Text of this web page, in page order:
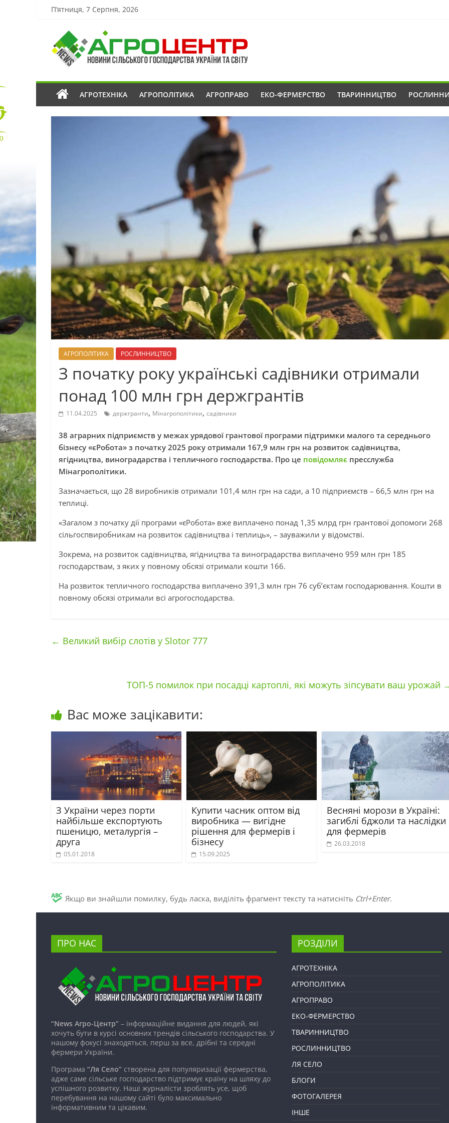
П’ятниця, 7 Серпня, 2026
АГРОТЕХНІКА АГРОПОЛІТИКА АГРОПРАВО ЕКО-ФЕРМЕРСТВО ТВАРИННИЦТВО
АГРОПОЛІТИКА РОСЛИННИЦТВО
З початку року українські садівники отримали
понад 100 млн грн держгрантів
11.04.2025 держгранти, Мінагрополітики, садівники
38 аграрних підприємств у межах урядової грантової програми підтримки малого та середнього
бізнесу «єРобота» з початку 2025 року отримали 167,9 млн грн на розвиток садівництва,
ягідництва, виноградарства і тепличного господарства. Про це повідомляє пресслужба
Мінагрополітики.
Зазначається, що 28 виробників отримали 101,4 млн грн на сади, а 10 підприємств – 66,5 млн грн на
теплиці.
«Загалом з початку дії програми «єРобота» вже виплачено понад 1,35 млрд грн грантової допомоги 268
сільгоспвиробникам на розвиток садівництва і теплиць», – зауважили у відомстві.
Зокрема, на розвиток садівництва, ягідництва та виноградарства виплачено 959 млн грн 185
господарствам, з яких у повному обсязі отримали кошти 166.
На розвиток тепличного господарства виплачено 391,3 млн грн 76 суб’єктам господарювання. Кошти в
повному обсязі отримали всі агрогосподарства.
← Великий вибір слотів у Slotor 777
ТОП-5 помилок при посадці картоплі, які можуть зіпсувати ваш урожай
Вас може зацікавити:
З України через порти
найбільше експортують
пшеницю, металургія –
друга
05.01.2018
Купити часник оптом від
виробника — вигідне
рішення для фермерів і
бізнесу
15.09.2025
Весняні морози в Україні:
загиблі бджоли та наслідки
для фермерів
26.03.2018
Якщо ви знайшли помилку, будь ласка, виділіть фрагмент тексту та натисніть Ctrl+Enter.
ПРО НАС
“News Агро-Центр” – інформаційне видання для людей, які
хочуть бути в курсі основних трендів сільського господарства. У
нашому фокусі знаходяться, перш за все, дрібні та середні
фермери України.
Програма “Ля Село” створена для популяризації фермерства,
адже саме сільське господарство підтримує країну на шляху до
успішного розвитку. Наші журналісти зроблять усе, щоб
перебування на нашому сайті було максимально
інформативним та цікавим.
РОЗДІЛИ
АГРОТЕХНІКА
АГРОПОЛІТИКА
АГРОПРАВО
ЕКО-ФЕРМЕРСТВО
ТВАРИННИЦТВО
РОСЛИННИЦТВО
ЛЯ СЕЛО
БЛОГИ
ФОТОГАЛЕРЕЯ
ІНШЕ